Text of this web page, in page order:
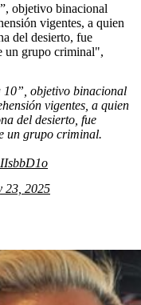
objetivo binacional
vigentes, a quien
del desierto, fue
un grupo criminal",
objetivo binacional
vigentes, a quien
del desierto, fue
un grupo criminal.
23, 2025